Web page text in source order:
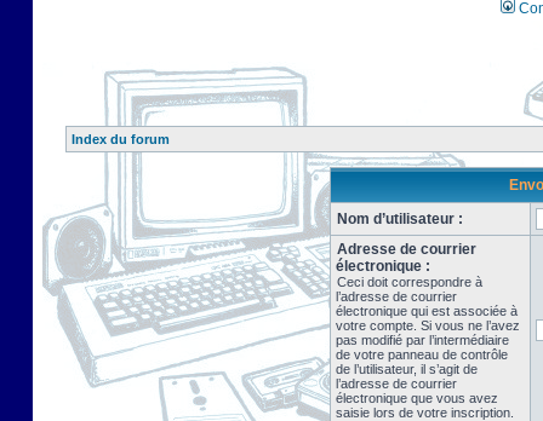
Index du forum
Nom d’utilisateur :
Adresse de courrier
électronique :
Ceci doit correspondre à
l’adresse de courrier
électronique qui est associée à
votre compte. Si vous ne l’avez
pas modifié par l’intermédiaire
de votre panneau de contrôle
de l’utilisateur, il s’agit de
l’adresse de courrier
électronique que vous avez
saisie lors de votre inscription.